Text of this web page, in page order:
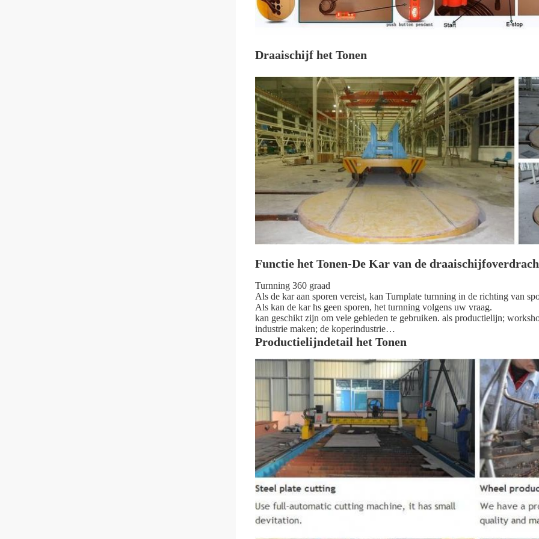
Draaischijf het Tonen
Functie het Tonen-De Kar van de
Turnning 360 graad
Als de kar aan sporen vereist, kan Turnplate turnning in de richting van
Als kan de kar hs geen sporen, het turnning volgens uw vraag.
kan geschikt zijn om vele gebieden te gebruiken. als productielijn;
industrie maken; de koperindustrie…
Productielijndetail het Tonen